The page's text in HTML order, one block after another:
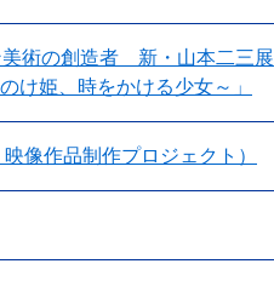
美術の創造者 新・山本二三展
け姫、時をかける少女～」
像作品制作プロジェクト）